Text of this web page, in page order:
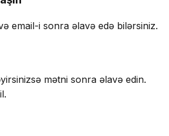
email-i sonra əlavə edə bilərsiniz.
mətni sonra əlavə edin.